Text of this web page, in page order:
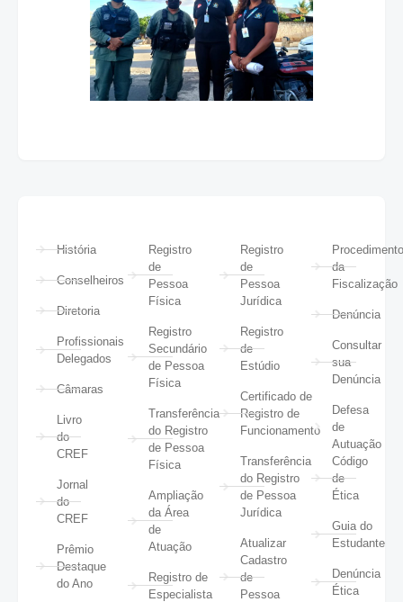
História
Conselheiros
Diretoria
Profissionais
Delegados
Câmaras
Livro
do
CREF
Jornal
do
CREF
Prêmio
Destaque
do Ano
Registro
de
Pessoa
Física
Registro
Secundário
de Pessoa
Física
Transferência
do Registro
de Pessoa
Física
Ampliação
da Área
de
Atuação
Registro de
Especialista
Registro
de
Pessoa
Jurídica
Registro
de
Estúdio
Certificado de
Registro de
Funcionamento
Transferência
do Registro
de Pessoa
Jurídica
Atualizar
Cadastro
de
Pessoa
da
Fiscalização
Denúncia
Consultar
sua
Denúncia
Defesa
de
Autuação
Código
de
Ética
Guia do
Estudante
Denúncia
Ética